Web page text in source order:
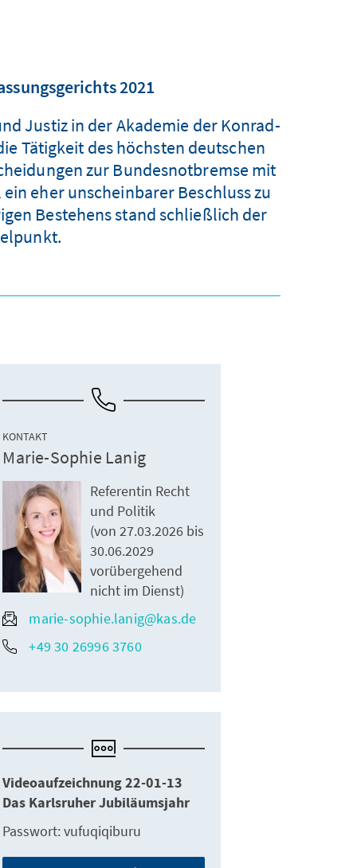
2021
Justiz in der Akademie der Konrad-
Tätigkeit des höchsten deutschen
zur Bundesnotbremse mit
eher unscheinbarer Beschluss zu
Bestehens stand schließlich der
KONTAKT
Marie-Sophie Lanig
Referentin Recht
und Politik
(von 27.03.2026 bis
30.06.2029
vorübergehend
nicht im Dienst)
marie-sophie.lanig@kas.de
+49 30 26996 3760
Videoaufzeichnung 22-01-13
Das Karlsruher Jubiläumsjahr
Passwort: vufuqiqiburu